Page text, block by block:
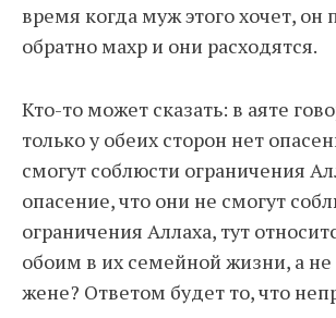
время когда муж этого хочет, он
обратно махр и они расходятся.
Кто-то может сказать: в аяте
только у обеих сторон нет
смогут соблюсти ограничения
опасение, что они не смогут
ограничения Аллаха, тут
обоим в их семейной жизни, а не
жене? Ответом будет то, что